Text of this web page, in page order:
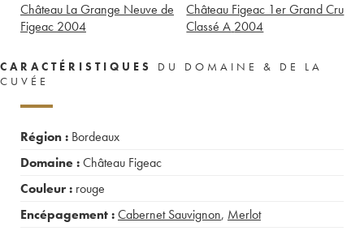
Château La Grange Neuve de
Figeac 2004
Château Figeac 1er Grand Cru
Classé A 2004
CARACTÉRISTIQUES
DU DOMAINE & DE LA
CUVÉE
Région : Bordeaux
Domaine :Château Figeac
Couleur : rouge
Encépagement :Cabernet Sauvignon, Merlot